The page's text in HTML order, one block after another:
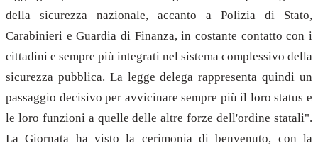
della sicurezza nazionale, accanto a Polizia di Stato,
Carabinieri e Guardia di Finanza, in costante contatto con i
cittadini e sempre più integrati nel sistema complessivo della
sicurezza pubblica. La legge delega rappresenta quindi un
passaggio decisivo per avvicinare sempre più il loro status e
le loro funzioni a quelle delle altre forze dell'ordine statali".
La Giornata ha visto la cerimonia di benvenuto, con la